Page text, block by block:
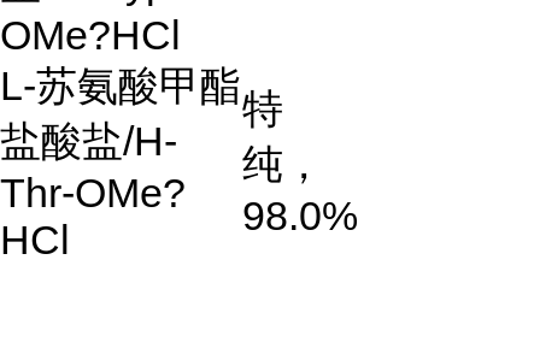
OMe?HCl
L-苏氨酸甲酯
盐酸盐/H-
Thr-OMe?
HCl
特
纯，
98.0%